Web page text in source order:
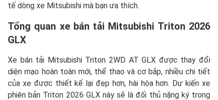
tế dòng xe Mitsubishi mà bạn ưa thích.
Tổng quan xe bán tải Mitsubishi Triton 2026
GLX
Xe bán tải Mitsubishi Triton 2WD AT GLX được thay đổi
diện mạo hoàn toàn mới, thể thao và cơ bắp, nhiều chi tiết
của xe được thiết kế lại đẹp hơn, hài hòa hơn. Dự kiến xe
phiên bản Triton 2026 GLX này sẽ là đối thủ nặng ký trong